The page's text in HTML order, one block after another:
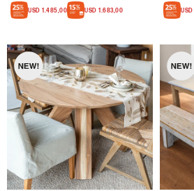
USD 1.485,00 USD 1.683,00 USD